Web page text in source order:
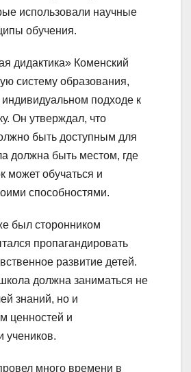
использовали научные
обучения.
дидактика» Коменский
систему образования,
подходе к
Он утверждал, что
быть доступным для
должна быть местом, где
может обучаться и
способностями.
был сторонником
пропагандировать
развитие детей.
должна заниматься не
знаний, но и
ценностей и
учеников.
много времени в